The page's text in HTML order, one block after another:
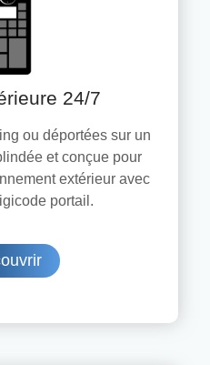
24/7
ou déportées sur un
et conçue pour
extérieur avec
portail.